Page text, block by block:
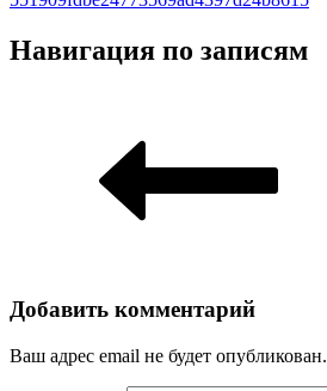
Навигация по записям
Добавить комментарий
Ваш адрес email не будет опубликован.